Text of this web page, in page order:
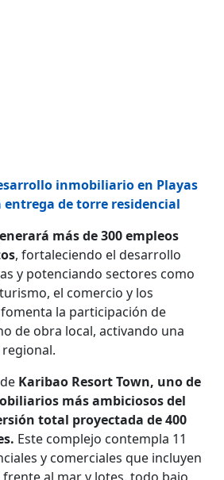
inmobiliario en Playas
entrega de torre residencial
más de 300 empleos
, fortaleciendo el desarrollo
y potenciando sectores como
el comercio y los
la participación de
de obra local, activando una
Karibao Resort Town, uno de
más ambiciosos del
total proyectada de 400
Este complejo contempla 11
y comerciales que incluyen